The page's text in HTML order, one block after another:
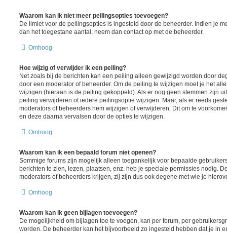
Waarom kan ik niet meer peilingsopties toevoegen?
De limiet voor de peilingsopties is ingesteld door de beheerder. Indien je
dan het toegestane aantal, neem dan contact op met de beheerder.
Omhoog
Hoe wijzig of verwijder ik een peiling?
Net zoals bij de berichten kan een peiling alleen gewijzigd worden door
door een moderator of beheerder. Om de peiling te wijzigen moet je het
wijzigen (hieraan is de peiling gekoppeld). Als er nog geen stemmen zijn
peiling verwijderen of iedere peilingsoptie wijzigen. Maar, als er reeds
moderators of beheerders hem wijzigen of verwijderen. Dit om te
en deze daarna vervalsen door de opties te wijzigen.
Omhoog
Waarom kan ik een bepaald forum niet openen?
Sommige forums zijn mogelijk alleen toegankelijk voor bepaalde
berichten te zien, lezen, plaatsen, enz. heb je speciale permissies nodig.
moderators of beheerders krijgen, zij zijn dus ook degene met wie je
Omhoog
Waarom kan ik geen bijlagen toevoegen?
De mogelijkheid om bijlagen toe te voegen, kan per forum, per
worden. De beheerder kan het bijvoorbeeld zo ingesteld hebben dat je in